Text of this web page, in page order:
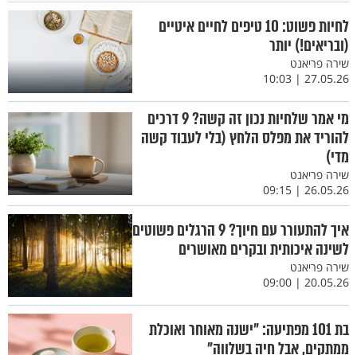
לחיות פשוט: 10 טיפים לחיים איטיים
(ובריאים!) יותר
שירה פריאנט
27.05.26 | 10:03
מי אמר שלחיות נכון זה קשה? 9 דרכים
להוריד את מפלס הלחץ (בלי לעבוד קשה
מדי)
שירה פריאנט
26.05.26 | 09:15
איך להתעורר עם חיוך? 9 הרגלים פשוטים
לשינה איכותית ובקרים מאושרים
שירה פריאנט
20.05.26 | 09:00
בת 101 מפתיעה: "ישנה מאוחר ואוכלת
ממתקים, אבל חיה בשלווה"